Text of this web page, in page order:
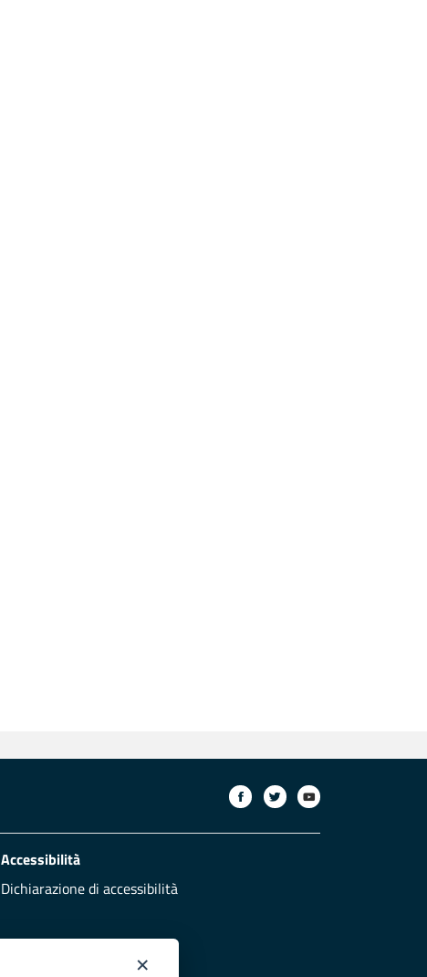
Accessibilità
Dichiarazione di accessibilità
×